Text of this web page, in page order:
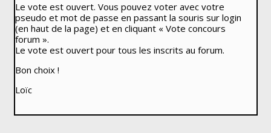
Le vote est ouvert. Vous pouvez voter avec votre
pseudo et mot de passe en passant la souris sur login
(en haut de la page) et en cliquant « Vote concours
forum ».
Le vote est ouvert pour tous les inscrits au forum.
Bon choix !
Loïc